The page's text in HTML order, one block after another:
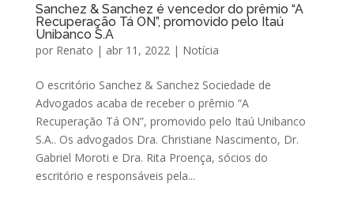
Sanchez & Sanchez é vencedor do prêmio “A
Recuperação Tá ON”, promovido pelo Itaú
Unibanco S.A
por Renato | abr 11, 2022 | Notícia
O escritório Sanchez & Sanchez Sociedade de
Advogados acaba de receber o prêmio “A
Recuperação Tá ON”, promovido pelo Itaú Unibanco
S.A.. Os advogados Dra. Christiane Nascimento, Dr.
Gabriel Moroti e Dra. Rita Proença, sócios do
escritório e responsáveis pela...